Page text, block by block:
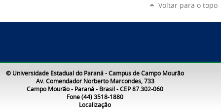
Voltar para o topo
© Universidade Estadual do Paraná - Campus de Campo Mourão
Av. Comendador Norberto Marcondes, 733
Campo Mourão - Paraná - Brasil - CEP 87.302-060
Fone (44) 3518-1880
Localização